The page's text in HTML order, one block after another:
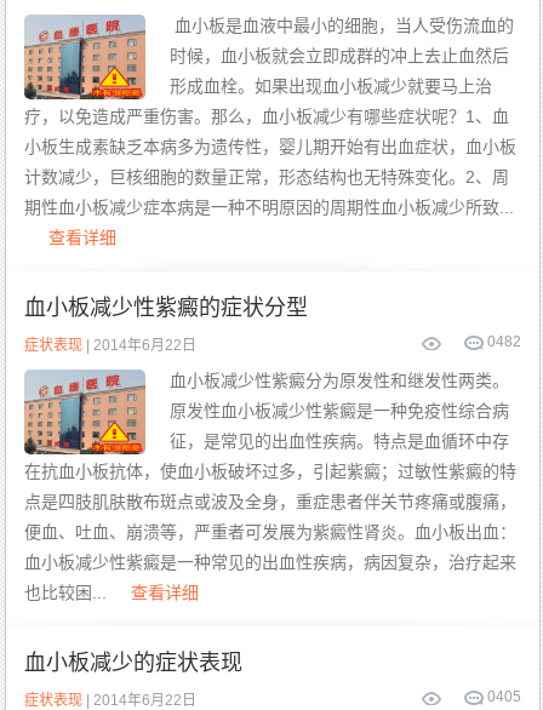
血小板是血液中最小的细胞，当人受伤流血的
时候，血小板就会立即成群的冲上去止血然后
形成血栓。如果出现血小板减少就要马上治
疗，以免造成严重伤害。那么，血小板减少有哪些症状呢？1、血
小板生成素缺乏本病多为遗传性，婴儿期开始有出血症状，血小板
计数减少，巨核细胞的数量正常，形态结构也无特殊变化。2、周
期性血小板减少症本病是一种不明原因的周期性血小板减少所致...
查看详细
血小板减少性紫癜的症状分型
482
0
症状表现 | 2014年6月22日
血小板减少性紫癜分为原发性和继发性两类。
原发性血小板减少性紫癜是一种免疫性综合病
征，是常见的出血性疾病。特点是血循环中存
在抗血小板抗体，使血小板破坏过多，引起紫癜；过敏性紫癜的特
点是四肢肌肤散布斑点或波及全身，重症患者伴关节疼痛或腹痛，
便血、吐血、崩溃等，严重者可发展为紫癜性肾炎。血小板出血：
血小板减少性紫癜是一种常见的出血性疾病，病因复杂，治疗起来
也比较困...
查看详细
血小板减少的症状表现
405
0
症状表现 | 2014年6月22日